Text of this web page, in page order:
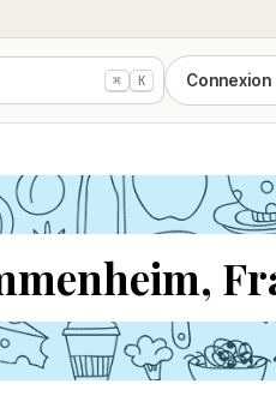
⌘ K Connexion